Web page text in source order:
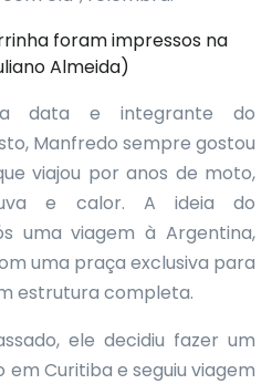
foram impressos na
Almeida)
data e integrante do
Manfredo sempre gostou
viajou por anos de moto,
e calor. A ideia do
uma viagem à Argentina,
uma praça exclusiva para
estrutura completa.
ele decidiu fazer um
em Curitiba e seguiu viagem